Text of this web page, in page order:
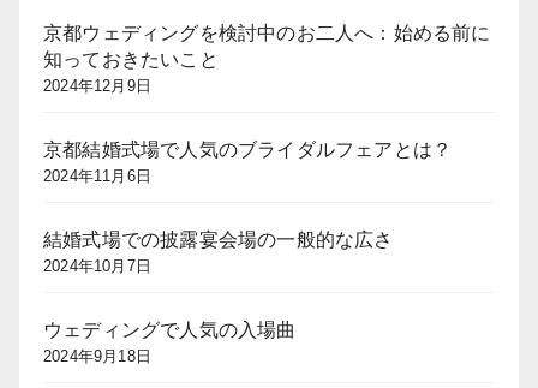
京都ウェディングを検討中のお二人へ：始める前に
知っておきたいこと
2024年12月9日
京都結婚式場で人気のブライダルフェアとは？
2024年11月6日
結婚式場での披露宴会場の一般的な広さ
2024年10月7日
ウェディングで人気の入場曲
2024年9月18日